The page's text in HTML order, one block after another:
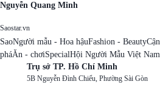
Nguyễn Quang Minh
Saostar.vn
SaoNgười mẫu - Hoa hậuFashion - Beauty
pháĂn - chơiSpecialHội Người Mẫu Việt Nam
Trụ sở TP. Hồ Chí Minh
5B Nguyễn Đình Chiểu, Phường Sài Gòn